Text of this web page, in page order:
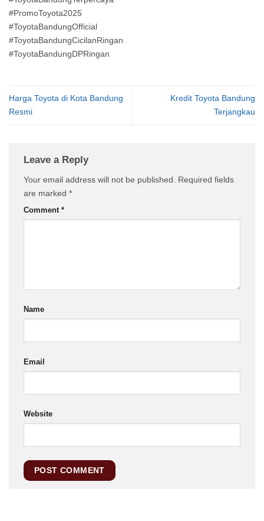
#PromoToyota2025
#ToyotaBandungOfficial
#ToyotaBandungCicilanRingan
#ToyotaBandungDPRingan
Harga Toyota di Kota Bandung
Resmi
Kredit Toyota Bandung
Terjangkau
Leave a Reply
Your email address will not be published.
Required fields
are marked *
Comment *
Name
Email
Website